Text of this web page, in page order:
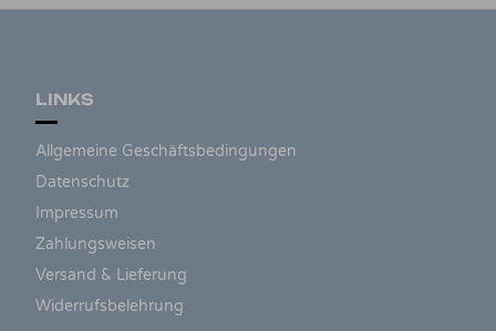
LINKS
Allgemeine Geschäftsbedingungen
Datenschutz
Impressum
Zahlungsweisen
Versand & Lieferung
Widerrufsbelehrung